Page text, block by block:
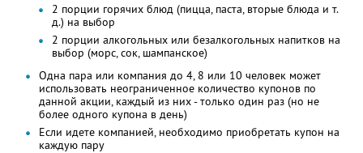
2 порции горячих блюд (пицца, паста, вторые блюда и т.
д.) на выбор
2 порции алкогольных или безалкогольных напитков на
выбор (морс, сок, шампанское)
Одна пара или компания до 4, 8 или 10 человек может
использовать неограниченное количество купонов по
данной акции, каждый из них - только один раз (но не
более одного купона в день)
Если идете компанией, необходимо приобретать купон на
каждую пару